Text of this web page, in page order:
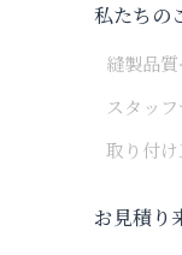
私たちの
縫製品
スタッ
取り付
お見積り